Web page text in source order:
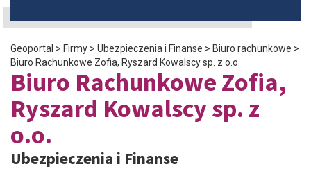
Geoportal > Firmy > Ubezpieczenia i Finanse > Biuro rachunkowe >
Biuro Rachunkowe Zofia, Ryszard Kowalscy sp. z o.o.
Biuro Rachunkowe Zofia,
Ryszard Kowalscy sp. z
o.o.
Ubezpieczenia i Finanse